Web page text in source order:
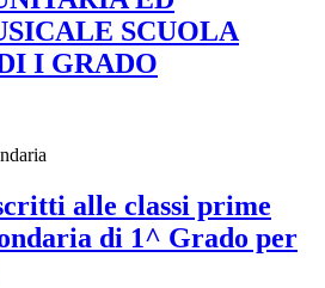
SCUOLA
I GRADO
alle classi prime
di 1^ Grado per